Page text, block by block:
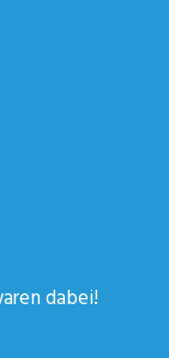
dabei!